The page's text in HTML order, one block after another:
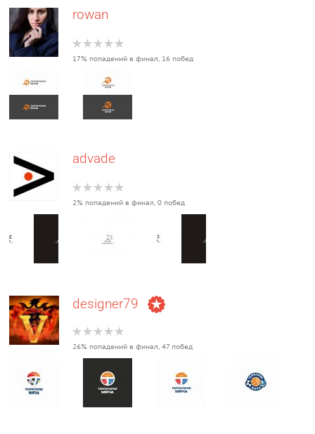
rowan
17% попадений в финал, 16 побед
advade
2% попадений в финал, 0 побед
designer79
26% попадений в финал, 47 побед